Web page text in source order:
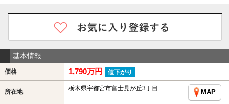
基本情報
価格 1,790万円 値下がり
所在地 栃木県宇都宮市富士見が丘3丁目
MAP